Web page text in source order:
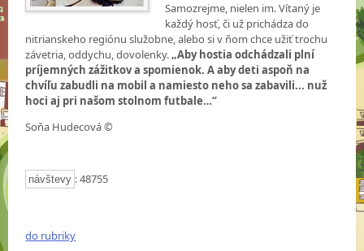
Samozrejme, nielen im. Vítaný je
každý hosť, či už prichádza do
nitrianskeho regiónu služobne, alebo si v ňom chce užiť trochu
závetria, oddychu, dovolenky.„Aby hostia odchádzali plní
príjemných zážitkov a spomienok. A aby deti aspoň na
chvíľu zabudli na mobil a namiesto neho sa zabavili... nuž
hoci aj pri našom stolnom futbale…“
Soňa Hudecová ©
návštevy : 48755
do rubriky